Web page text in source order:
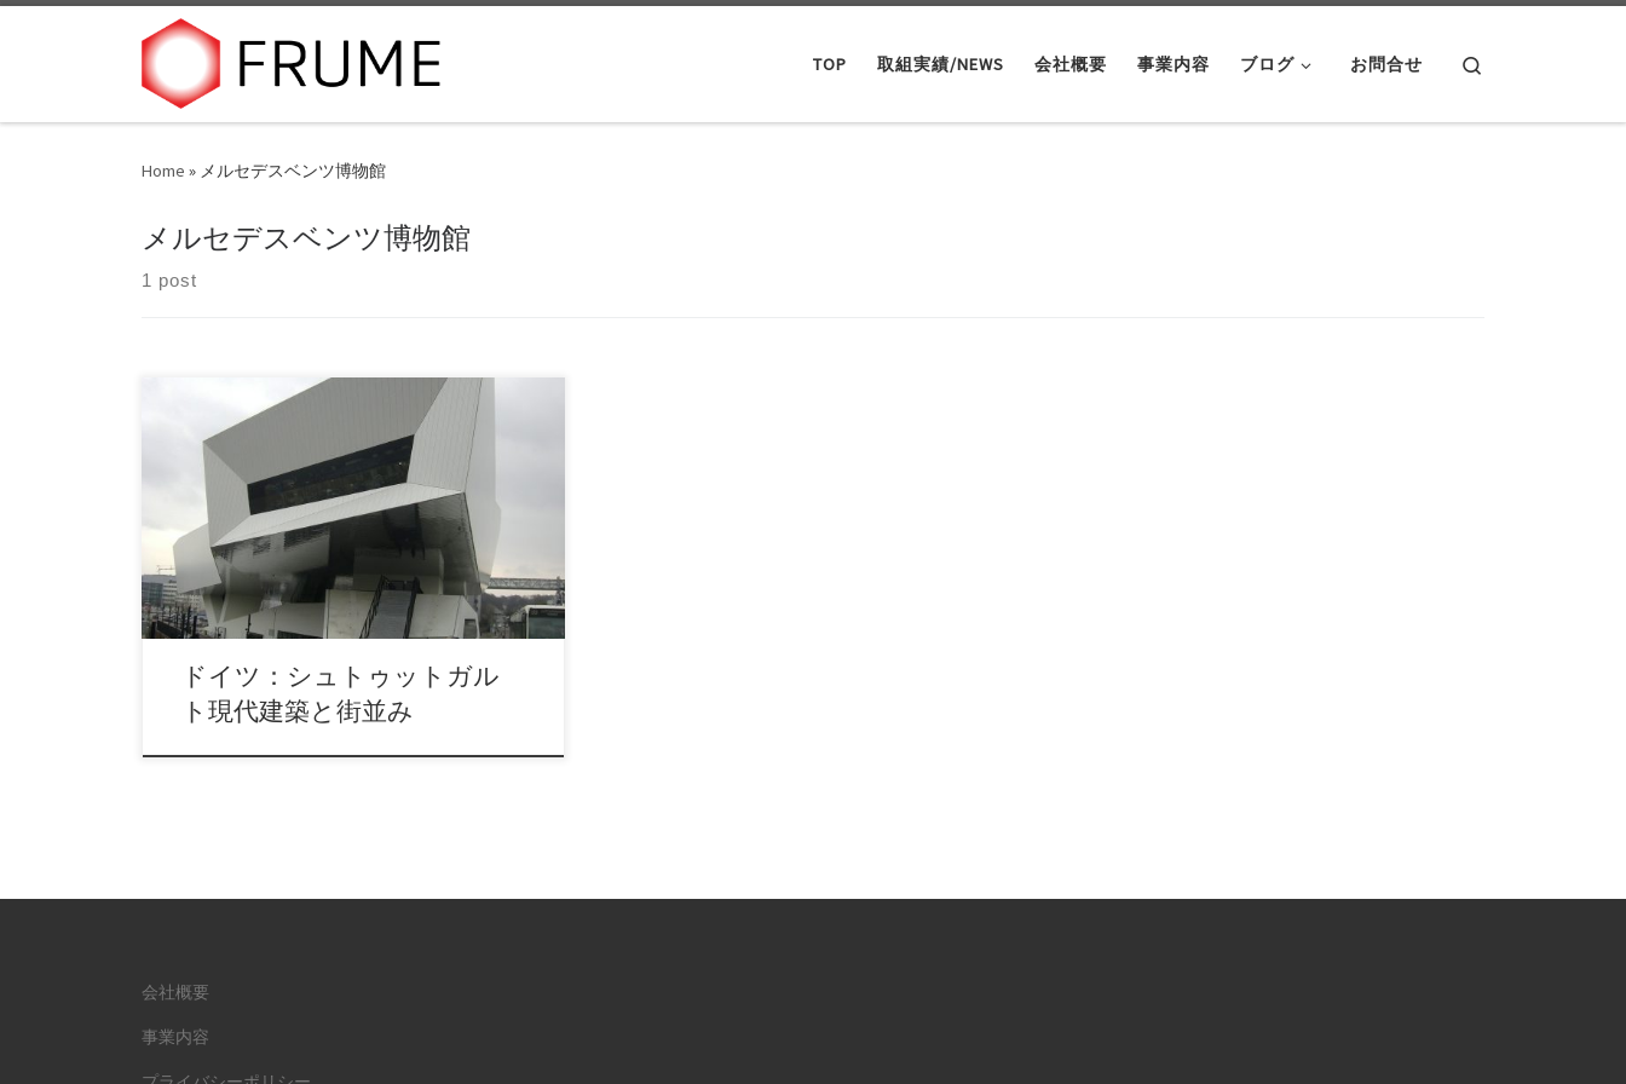
Skip to content
TOP 取組実績/NEWS 会社概要 事業内容 ブログ お問合せ
Home » メルセデスベンツ博物館
メルセデスベンツ博物館
1 post
ドイツ：シュトゥットガルト建築と風景 シュト
ゥットガルトは、ドイツ南西部に位置する都市
[…]
ドイツ：シュトゥットガル
ト現代建築と街並み
会社概要
事業内容